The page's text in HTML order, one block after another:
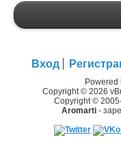
Вход
Powered
Copyright © 2026
Copyright ©
Aromarti-